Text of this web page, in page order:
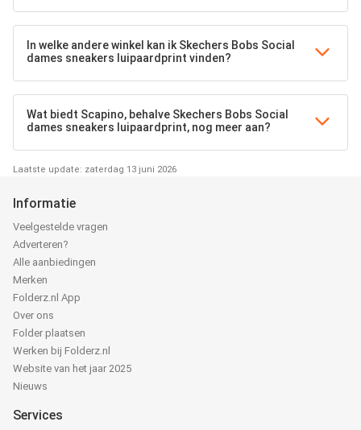
In welke andere winkel kan ik Skechers Bobs Social
dames sneakers luipaardprint vinden?
Wat biedt Scapino, behalve Skechers Bobs Social
dames sneakers luipaardprint, nog meer aan?
Laatste update: zaterdag 13 juni 2026
Informatie
Veelgestelde vragen
Adverteren?
Alle aanbiedingen
Merken
Folderz.nl App
Over ons
Folder plaatsen
Werken bij Folderz.nl
Website van het jaar 2025
Nieuws
Services